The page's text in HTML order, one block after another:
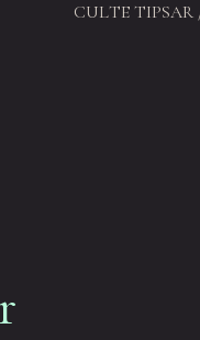
CULTE TIPSAR/